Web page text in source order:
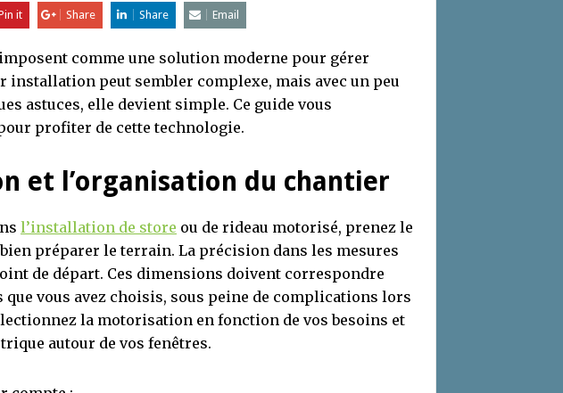
it Share Share Email
comme une solution moderne pour gérer
peut sembler complexe, mais avec un peu
astuces, elle devient simple. Ce guide vous
profiter de cette technologie.
et l’organisation du chantier
l’installation de store ou de rideau motorisé, prenez le
préparer le terrain. La précision dans les mesures
de départ. Ces dimensions doivent correspondre
vous avez choisis, sous peine de complications lors
la motorisation en fonction de vos besoins et
autour de vos fenêtres.